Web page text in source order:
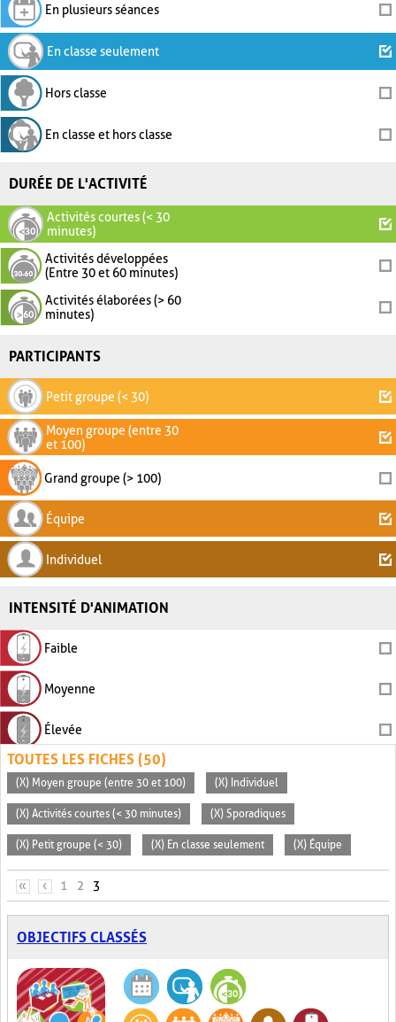
En plusieurs séances
En classe seulement
Hors classe
En classe et hors classe
DURÉE DE L'ACTIVITÉ
Activités courtes (< 30
minutes)
Activités développées
(Entre 30 et 60 minutes)
Activités élaborées (> 60
minutes)
PARTICIPANTS
Petit groupe (< 30)
Moyen groupe (entre 30
et 100)
Grand groupe (> 100)
Équipe
Individuel
INTENSITÉ D'ANIMATION
Faible
Moyenne
Élevée
TOUTES LES FICHES (50)
(X) Moyen groupe (entre 30 et 100) (X) Individuel
(X) Activités courtes (< 30 minutes) (X) Sporadiques
(X) Petit groupe (< 30) (X) En classe seulement (X) Équipe
PAGES
« ‹ 1 2 3
OBJECTIFS CLASSÉS